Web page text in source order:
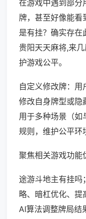
在游戏中遇到部分
牌，甚至好像能看
是有挂？确实存
贵阳天天麻将,来
护游戏公平。
自定义修改牌：用
修改自身牌型或隐
用于多种场景（如
规则，维护公平环
聚焦相关游戏功能
途游斗地主有挂吗
略、暗杠优化、提
AI算法调整牌局结